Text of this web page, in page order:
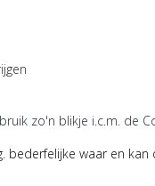
zo'n blikje i.c.m. de
bederfelijke waar en